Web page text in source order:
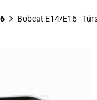
Bobcat E14/E16 -